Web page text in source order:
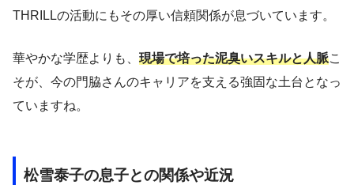
THRILLの活動にもその厚い信頼関係が息づいています。
華やかな学歴よりも、 現場で培った泥臭いスキルと人脈こ
そが、今の門脇さんのキャリアを支える強固な土台となっ
ていますね。
松雪泰子の息子との関係や近況